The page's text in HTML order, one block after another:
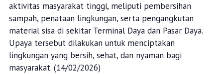
aktivitas masyarakat tinggi, meliputi pembersihan
sampah, penataan lingkungan, serta pengangkutan
material sisa di sekitar Terminal Daya dan Pasar Daya.
Upaya tersebut dilakukan untuk menciptakan
lingkungan yang bersih, sehat, dan nyaman bagi
masyarakat. (14/02/2026)